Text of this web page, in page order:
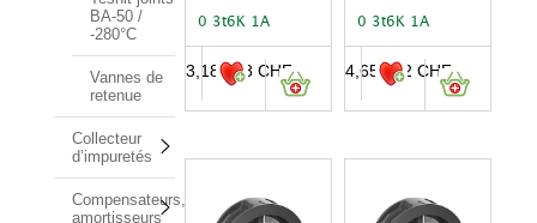
BA-50 /
-280°C
Vannes de
retenue
Collecteur
d’impuretés
Compensateurs,
amortisseurs
0 3t6K 1A
3,188.38CHF
0 3t6K 1A
4,652.52CHF